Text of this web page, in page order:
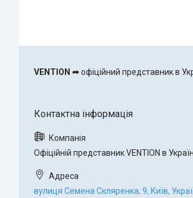
VENTION ➦офіційний представник в
Офіційній представник VENTION в
вулиця Семена Скляренка, 9, Київ,